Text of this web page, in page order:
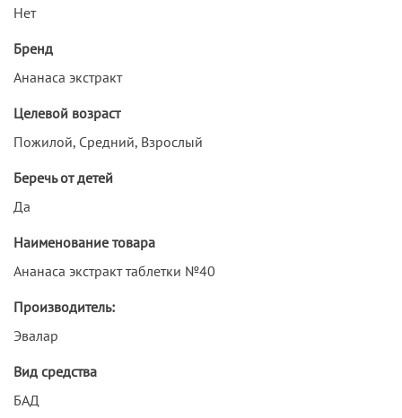
Нет
Бренд
Ананаса экстракт
Целевой возраст
Пожилой, Средний, Взрослый
Беречь от детей
Да
Наименование товара
Ананаса экстракт таблетки №40
Производитель:
Эвалар
Вид средства
БАД